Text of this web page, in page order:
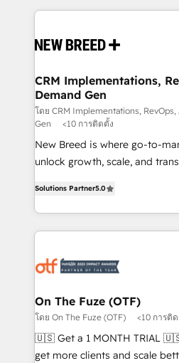
making this the official home
and system integrations
trainers to drive platform adoption. 📈
Generation - Full-funnel marketing and high-
performance advertising via
Expert deployment of Breeze
to automate growth. 🏆 Elite Excellence - 8 platform
accreditations and deep
CRM Implementations,
Demand Gen
โดย CRM Implementations, RevOps,
Gen
<10 การติดตั้ง
New Breed is where go-to-
unlock growth, scale, and
customer platform and
Loop Marketing framework
services, smart agents, and
results, fast. ⚙️CRM & RevOps: Align all Hubs to your
🎯Demand Gen & ABM: Drive
ABM, AEO, SEO, & paid media. 👩‍💻Web Design:
Build high-performing
& conversion strategy that drive
Solutions Partner5.0
On The Fuze (OTF)
โดย On The Fuze (OTF) <10 การติ
🇺🇸 Get a 1 MONTH TRIAL 🇺🇸 Helping lean
get more clients and scale